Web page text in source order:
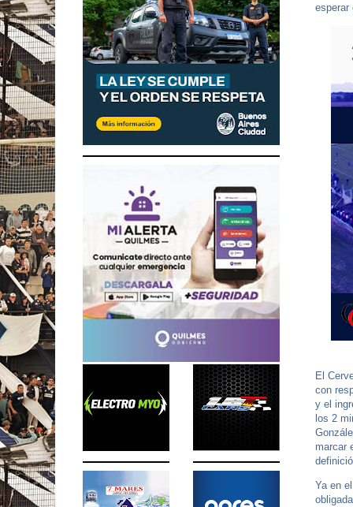
esperar
El
con
y el
los 2
marcar
Ya en